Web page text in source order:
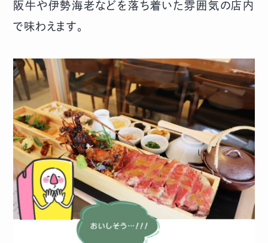
阪牛や伊勢海老などを落ち着いた雰囲気の店内
で味わえます。